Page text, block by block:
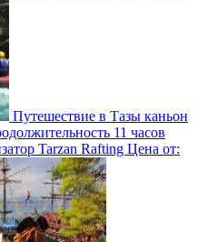
Путешествие в Тазы каньон
11 часов
Tarzan Rafting Цена от: